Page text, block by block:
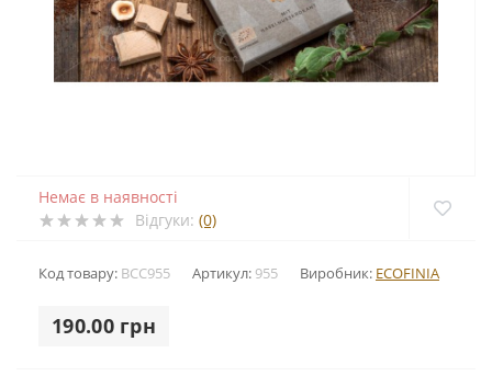
Немає в наявності
Відгуки: (0)
Код товару: BCC955 Артикул: 955 Виробник: ECOFINIA
190.00 грн